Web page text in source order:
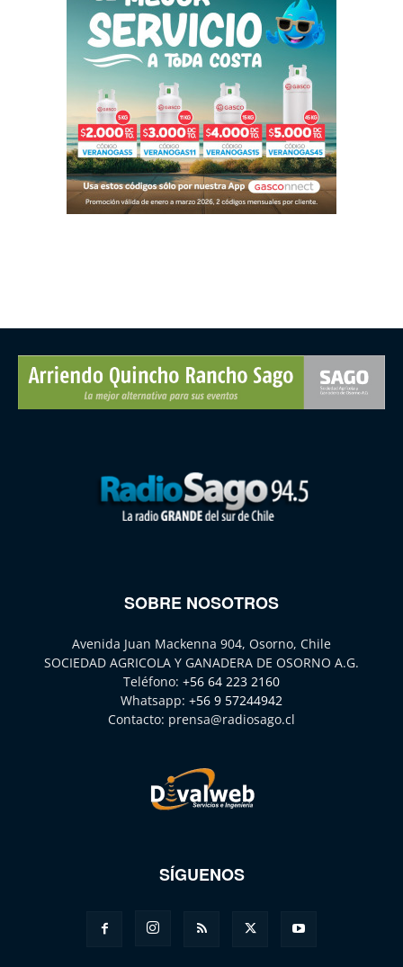
SOBRE NOSOTROS
Avenida Juan Mackenna 904, Osorno, Chile
SOCIEDAD AGRICOLA Y GANADERA DE OSORNO A.G.
Teléfono: +56 64 223 2160
Whatsapp: +56 9 57244942
Contacto: prensa@radiosago.cl
SÍGUENOS